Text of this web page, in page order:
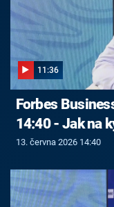
11:36
Forbes
14:40 - Jak na
13. června 2026 14:40